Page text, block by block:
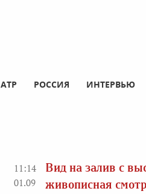
АТР РОССИЯ ИНТЕРВЬЮ
11:14
01.09
Вид на залив с
живописная